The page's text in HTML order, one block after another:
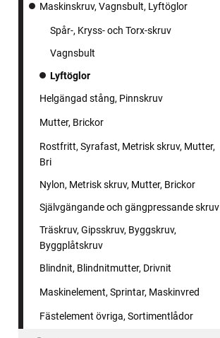
Maskinskruv, Vagnsbult, Lyftöglor
Spår-, Kryss- och Torx-skruv
Vagnsbult
Lyftöglor
Helgängad stång, Pinnskruv
Mutter, Brickor
Rostfritt, Syrafast, Metrisk skruv, Mutter,
Bri
Nylon, Metrisk skruv, Mutter, Brickor
Självgängande och gängpressande skruv
Träskruv, Gipsskruv, Byggskruv,
Byggplåtskruv
Blindnit, Blindnitmutter, Drivnit
Maskinelement, Sprintar, Maskinvred
Fästelement övriga, Sortimentlådor